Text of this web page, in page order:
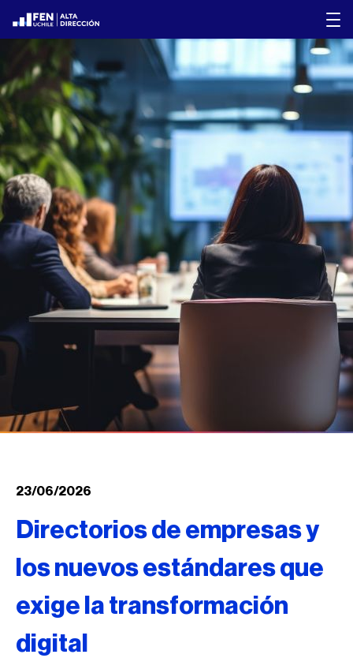
23/06/2026
Directorios de empresas y
los nuevos estándares que
exige la transformación
digital